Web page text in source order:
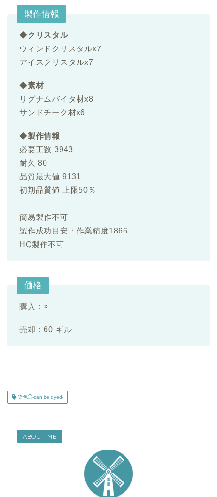
製作情報
◆クリスタル
ウィンドクリスタルx7
アイスクリスタルx7
◆素材
リグナムバイタ材x8
サンドチーク材x6
◆製作情報
必要工数 3943
耐久 80
品質最大値 9131
初期品質値 上限50％
簡易製作不可
製作成功目安：作業精度1866
HQ製作不可
価格
購入：×
売却：60 ギル
染色◯-can be dyed-
ABOUT ME